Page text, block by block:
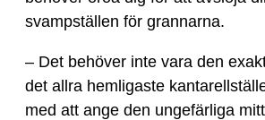
svampställen för grannarna.
– Det behöver inte vara den
det allra hemligaste
med att ange den ungefärliga